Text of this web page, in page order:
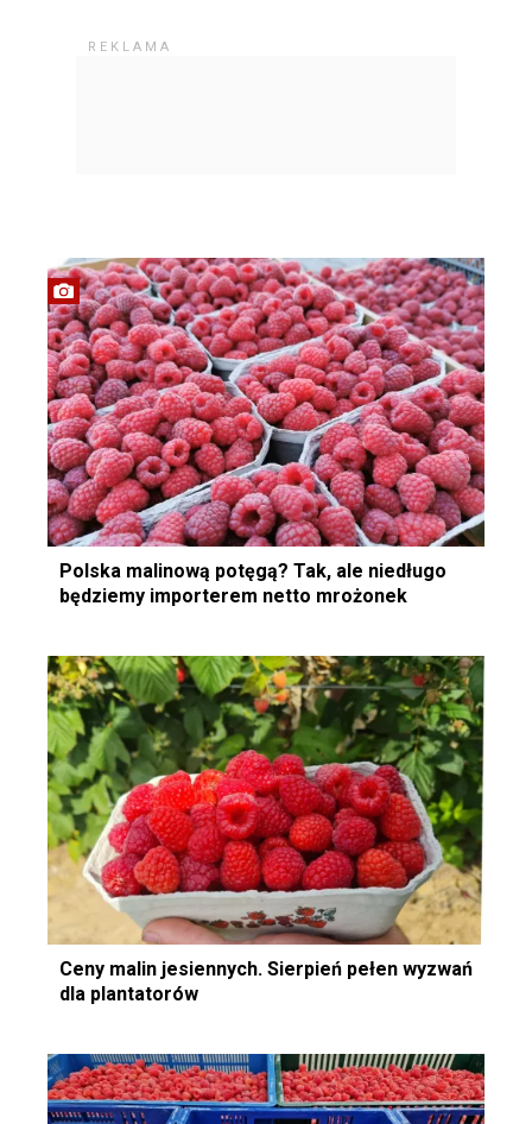
Polska malinową potęgą? Tak, ale niedługo
będziemy importerem netto mrożonek
Ceny malin jesiennych. Sierpień pełen wyzwań
dla plantatorów